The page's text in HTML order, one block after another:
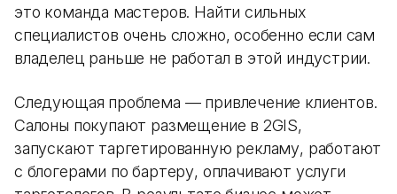
это команда мастеров. Найти сильных
специалистов очень сложно, особенно если сам
владелец раньше не работал в этой индустрии.
Следующая проблема — привлечение клиентов.
Салоны покупают размещение в 2GIS,
запускают таргетированную рекламу, работают
с блогерами по бартеру, оплачивают услуги